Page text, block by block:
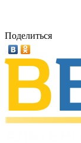
Поделиться